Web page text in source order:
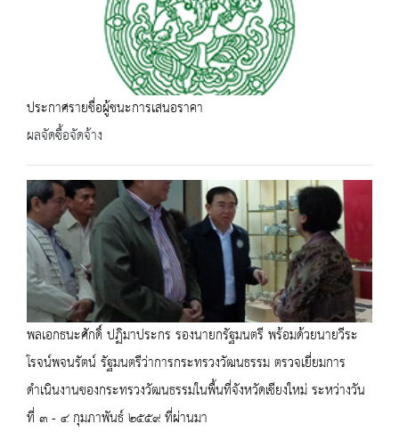
ประกาศรายชื่อผู้ชนะการเสนอราคา
ผลจัดซื้อจัดจ้าง
พลเอกธนะศักดิ์ ปฏิมาประกร รองนายกรัฐมนตรี พร้อมด้วยนายวีระ
โรจน์พจนรัตน์ รัฐมนตรีว่าการกระทรวงวัฒนธรรม ตรวจเยี่ยมการ
ดำเนินงานของกระทรวงวัฒนธรรมในพื้นที่จังหวัดเชียงใหม่ ระหว่างวัน
ที่ ๓ - ๔ กุมภาพันธ์ ๒๕๕๙ ที่ผ่านมา